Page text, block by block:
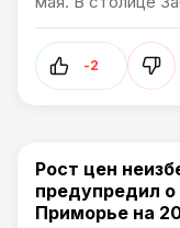
-2
Новости
Рост цен
предупредил
Приморье на